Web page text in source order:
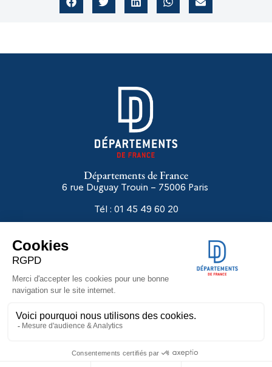
Départements de France
6 rue Duguay Trouin – 75006 Paris
Tél : 01 45 49 60 20
Extranet
IFET
Groupe de Gauche - DF